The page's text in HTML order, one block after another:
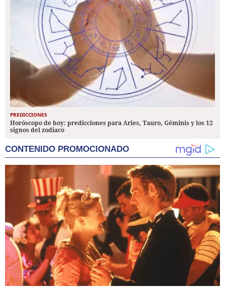
PREDICCIONES
Horóscopo de hoy: predicciones para Aries, Tauro, Géminis y los 12
signos del zodiaco
CONTENIDO PROMOCIONADO